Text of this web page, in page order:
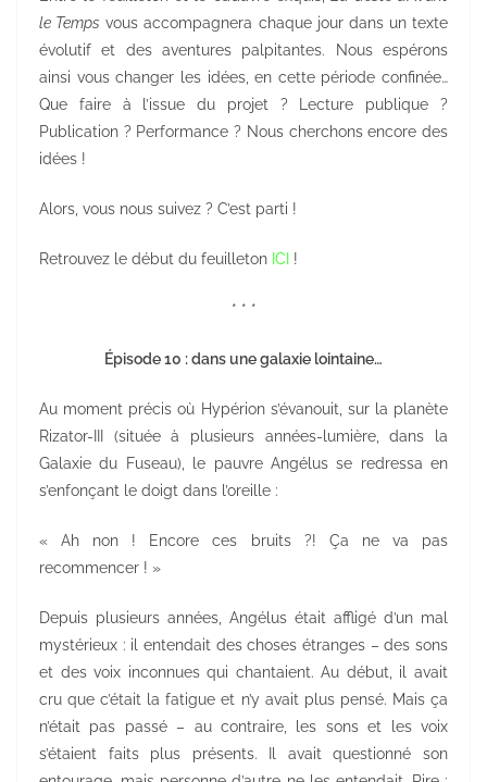
le Temps vous accompagnera chaque jour dans un texte
évolutif et des aventures palpitantes. Nous espérons
ainsi vous changer les idées, en cette période confinée…
Que faire à l’issue du projet ? Lecture publique ?
Publication ? Performance ? Nous cherchons encore des
idées !
Alors, vous nous suivez ? C’est parti !
Retrouvez le début du feuilleton ICI !
* * *
Épisode 10 : dans une galaxie lointaine…
Au moment précis où Hypérion s’évanouit, sur la planète
Rizator-III (située à plusieurs années-lumière, dans la
Galaxie du Fuseau), le pauvre Angélus se redressa en
s’enfonçant le doigt dans l’oreille :
« Ah non ! Encore ces bruits ?! Ça ne va pas
recommencer ! »
Depuis plusieurs années, Angélus était affligé d’un mal
mystérieux : il entendait des choses étranges – des sons
et des voix inconnues qui chantaient. Au début, il avait
cru que c’était la fatigue et n’y avait plus pensé. Mais ça
n’était pas passé – au contraire, les sons et les voix
s’étaient faits plus présents. Il avait questionné son